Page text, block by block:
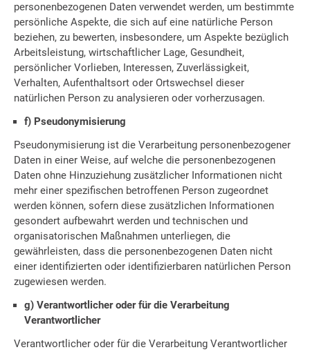
personenbezogenen Daten verwendet werden, um bestimmte
persönliche Aspekte, die sich auf eine natürliche Person
beziehen, zu bewerten, insbesondere, um Aspekte bezüglich
Arbeitsleistung, wirtschaftlicher Lage, Gesundheit,
persönlicher Vorlieben, Interessen, Zuverlässigkeit,
Verhalten, Aufenthaltsort oder Ortswechsel dieser
natürlichen Person zu analysieren oder vorherzusagen.
f) Pseudonymisierung
Pseudonymisierung ist die Verarbeitung personenbezogener
Daten in einer Weise, auf welche die personenbezogenen
Daten ohne Hinzuziehung zusätzlicher Informationen nicht
mehr einer spezifischen betroffenen Person zugeordnet
werden können, sofern diese zusätzlichen Informationen
gesondert aufbewahrt werden und technischen und
organisatorischen Maßnahmen unterliegen, die
gewährleisten, dass die personenbezogenen Daten nicht
einer identifizierten oder identifizierbaren natürlichen Person
zugewiesen werden.
g) Verantwortlicher oder für die Verarbeitung
Verantwortlicher
Verantwortlicher oder für die Verarbeitung Verantwortlicher